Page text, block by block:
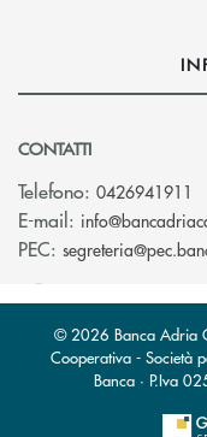
CONTATTI
Telefono: 0426941911
E-mail:
PEC:
© 2026 Banca Adria
Cooperativa - Società
Banca · P.Iva